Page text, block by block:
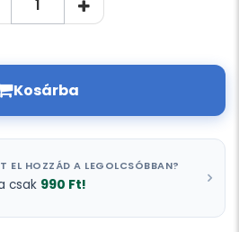
Kosárba
EL HOZZÁD A LEGOLCSÓBBAN?
csak 990 Ft!